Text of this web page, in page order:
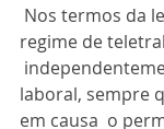
regime de
laboral, sempre
em causa  o